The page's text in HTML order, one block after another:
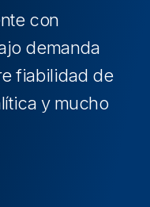
con
demanda
fiabilidad de
y mucho